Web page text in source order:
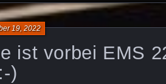
ist vorbei EMS
)
19, 2022